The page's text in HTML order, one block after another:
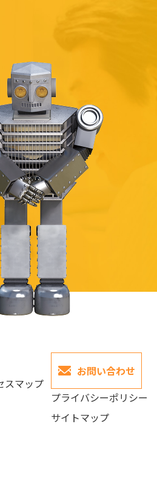
スマップ
お問い合わせ
プライバシーポリシー
サイトマップ